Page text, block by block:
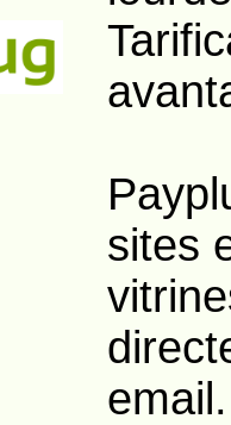
sites
email.